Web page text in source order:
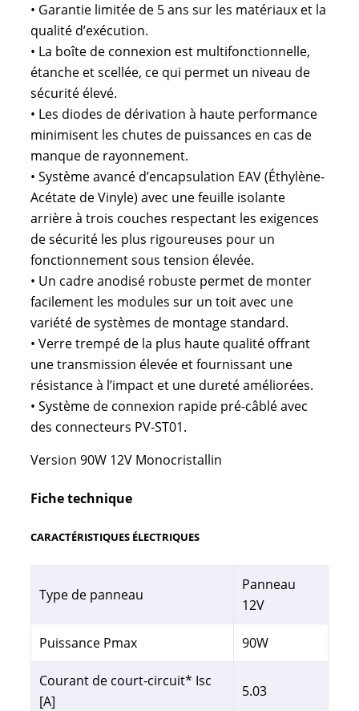
• Garantie limitée de 5 ans sur les matériaux et la
qualité d’exécution.
• La boîte de connexion est multifonctionnelle,
étanche et scellée, ce qui permet un niveau de
sécurité élevé.
• Les diodes de dérivation à haute performance
minimisent les chutes de puissances en cas de
manque de rayonnement.
• Système avancé d’encapsulation EAV (Éthylène-
Acétate de Vinyle) avec une feuille isolante
arrière à trois couches respectant les exigences
de sécurité les plus rigoureuses pour un
fonctionnement sous tension élevée.
• Un cadre anodisé robuste permet de monter
facilement les modules sur un toit avec une
variété de systèmes de montage standard.
• Verre trempé de la plus haute qualité offrant
une transmission élevée et fournissant une
résistance à l’impact et une dureté améliorées.
• Système de connexion rapide pré-câblé avec
des connecteurs PV-ST01.
Version 90W 12V Monocristallin
Fiche technique
CARACTÉRISTIQUES ÉLECTRIQUES
Type de panneau
Panneau
12V
Puissance Pmax 90W
Courant de court-circuit* Isc
[A]
5.03